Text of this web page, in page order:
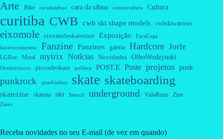
Arte Bike caradatabua cara da tábua contracultura Cultura
curitiba CWB cwb skt shape models cwbsktwarriors
eixomole eixomoleskatezine Exposição FacaCega
facavocemesmo Fanzine Fanzines galeria Hardcore Jorle
LGRoc Metal mytrix Notícias Novidades OlhoWodzynski
Ornitorrincos picosdeskate política POST.E Poste projetos punk
punkrock quadrinhos skate skateboarding
skatezine skatista skt Stencil underground VidaRuim Zine
Zines
Receba novidades no seu E-mail (de vez em quando)